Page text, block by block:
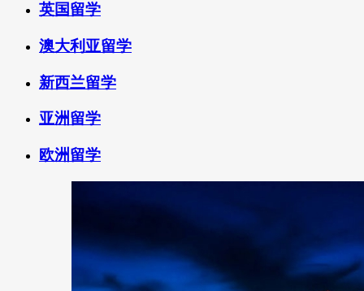
英国留学
澳大利亚留学
新西兰留学
亚洲留学
欧洲留学